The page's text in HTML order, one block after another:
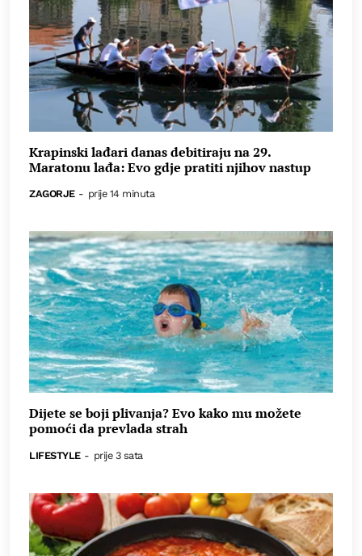
Krapinski lađari danas debitiraju na 29.
Maratonu lađa: Evo gdje pratiti njihov nastup
ZAGORJE - prije 14 minuta
Dijete se boji plivanja? Evo kako mu možete
pomoći da prevlada strah
LIFESTYLE - prije 3 sata